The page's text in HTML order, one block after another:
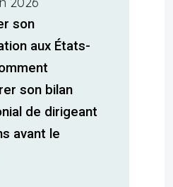
son
aux États-
son bilan
de dirigeant
avant le